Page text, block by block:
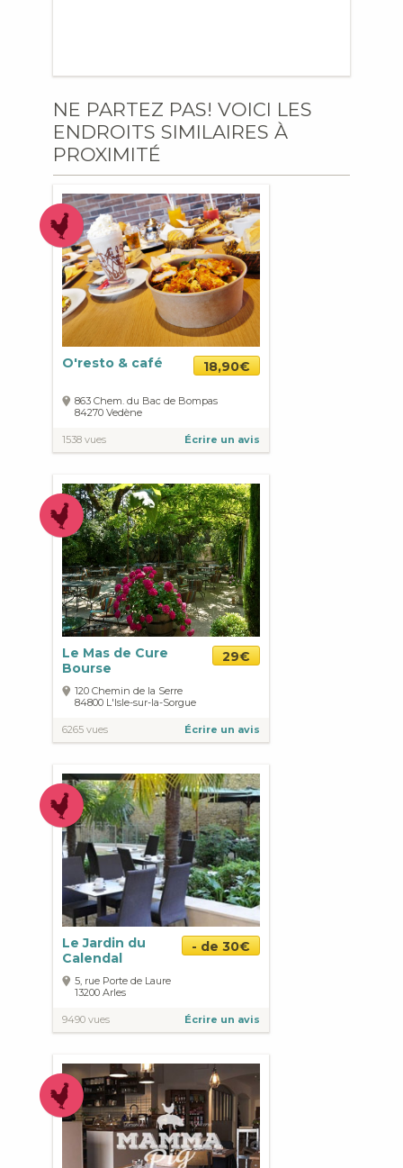
NE PARTEZ PAS! VOICI LES
ENDROITS SIMILAIRES À
PROXIMITÉ
O'resto & café 18,90€
863 Chem. du Bac de Bompas
84270 Vedène
1538 vues Écrire un avis
Le Mas de Cure
Bourse
29€
120 Chemin de la Serre
84800 L'Isle-sur-la-Sorgue
6265 vues Écrire un avis
Le Jardin du
Calendal
- de 30€
5, rue Porte de Laure
13200 Arles
9490 vues Écrire un avis